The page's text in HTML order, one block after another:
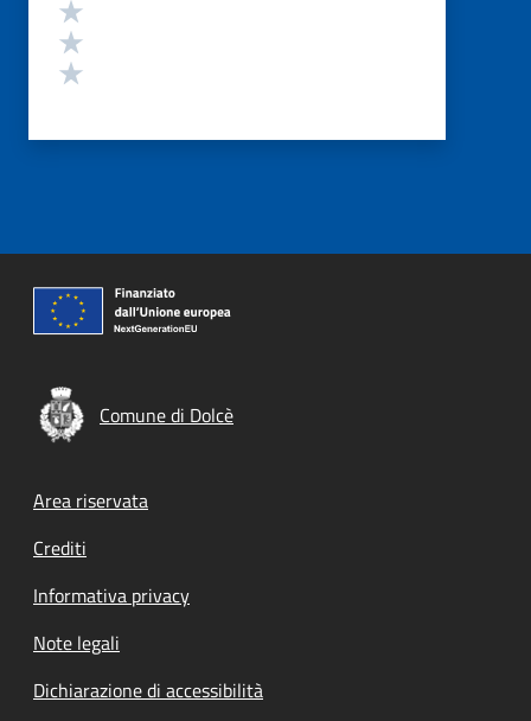
Comune di Dolcè
Footer menu
Area riservata
Crediti
Informativa privacy
Note legali
Dichiarazione di accessibilità